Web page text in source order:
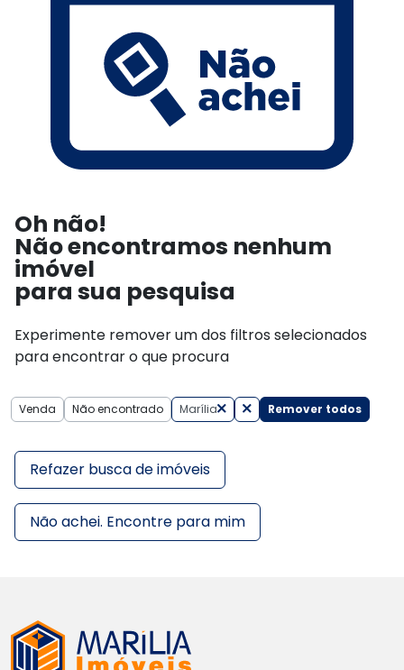
Venda Não encontrado Marília Remover todos
Oh não!
Não encontramos nenhum
imóvel
para sua pesquisa
Experimente remover um dos filtros selecionados
para encontrar o que procura
Refazer busca de imóveis
Não achei. Encontre para mim